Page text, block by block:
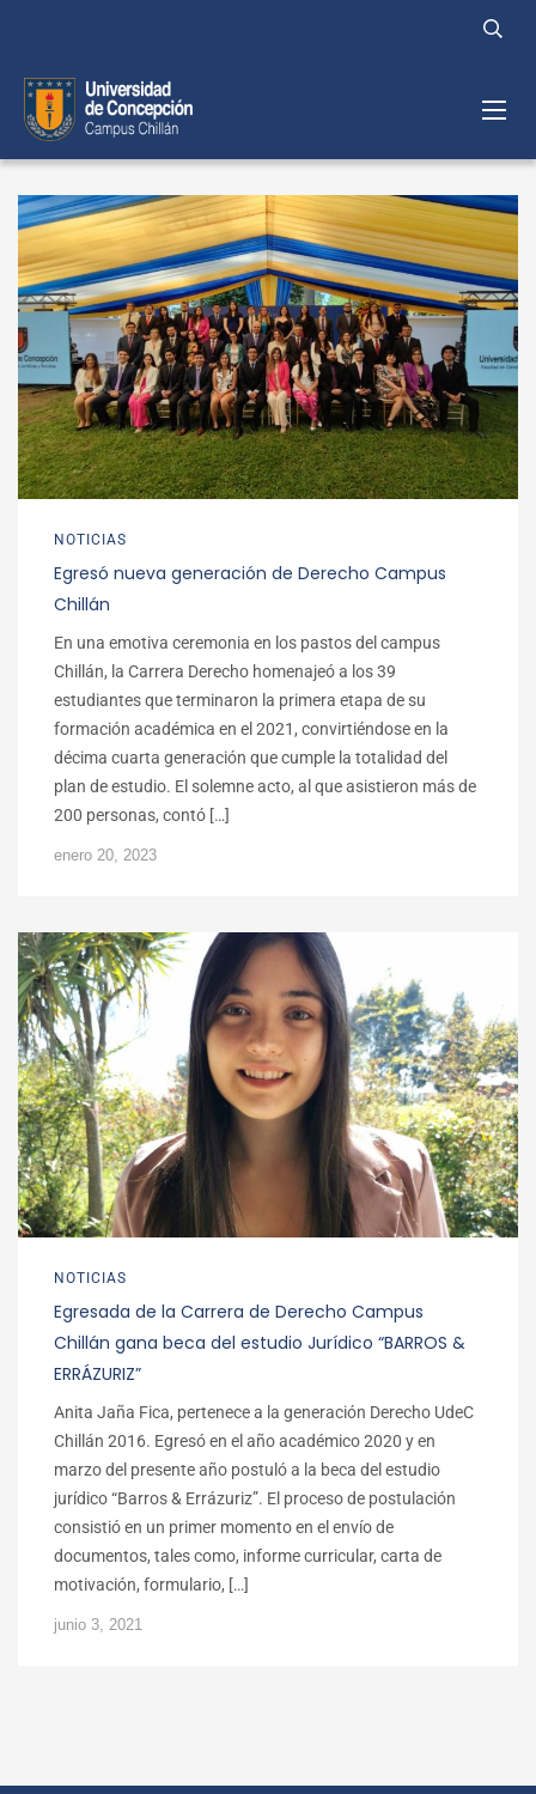
NOTICIAS
Egresó nueva generación de Derecho Campus
Chillán
En una emotiva ceremonia en los pastos del campus
Chillán, la Carrera Derecho homenajeó a los 39
estudiantes que terminaron la primera etapa de su
formación académica en el 2021, convirtiéndose en la
décima cuarta generación que cumple la totalidad del
plan de estudio. El solemne acto, al que asistieron más de
200 personas, contó […]
enero 20, 2023
NOTICIAS
Egresada de la Carrera de Derecho Campus
Chillán gana beca del estudio Jurídico “BARROS &
ERRÁZURIZ”
Anita Jaña Fica, pertenece a la generación Derecho UdeC
Chillán 2016. Egresó en el año académico 2020 y en
marzo del presente año postuló a la beca del estudio
jurídico “Barros & Errázuriz”. El proceso de postulación
consistió en un primer momento en el envío de
documentos, tales como, informe curricular, carta de
motivación, formulario, […]
junio 3, 2021